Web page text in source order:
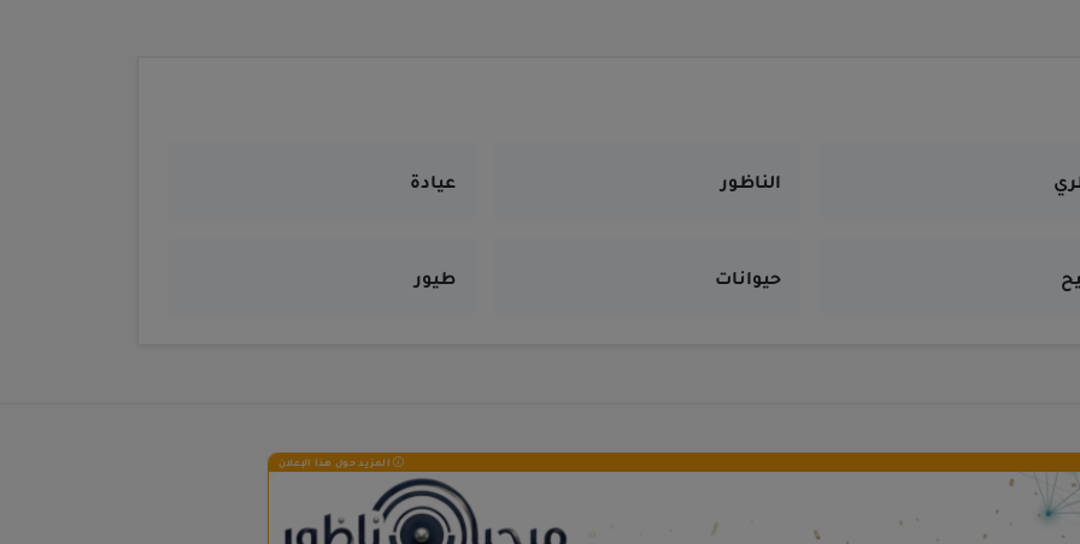
الناظور عيادة
حيوانات طيور
المزيد حول هذا الإعلان